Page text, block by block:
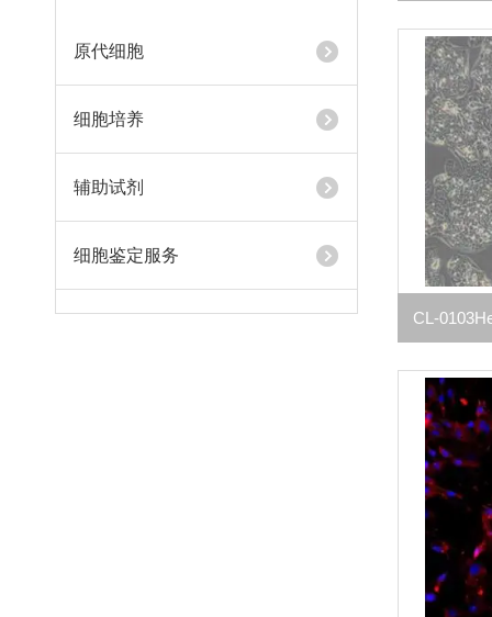
原代细胞
细胞培养
辅助试剂
细胞鉴定服务